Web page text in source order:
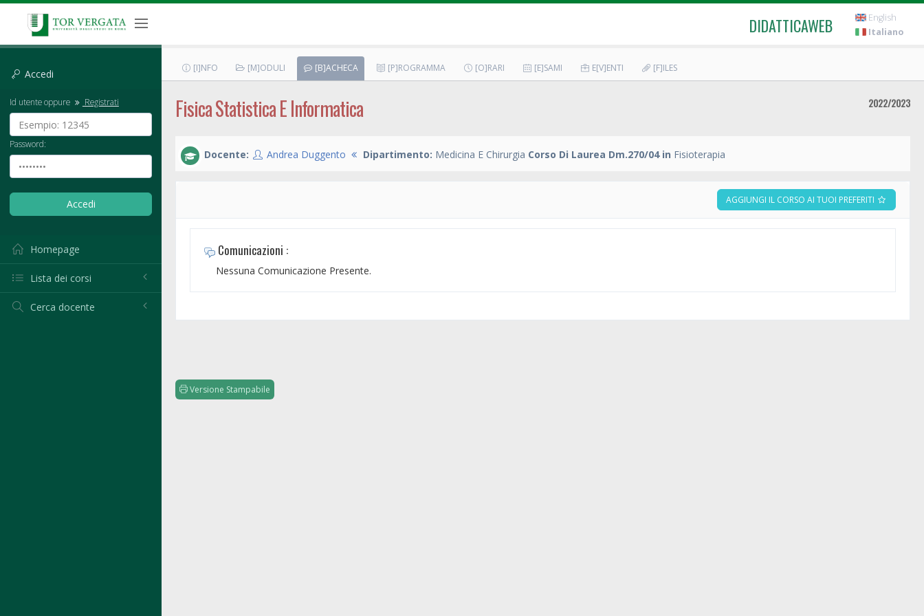
DIDATTICAWEB
English
Italiano
Accedi
Id utente oppure Registrati
Password:
Homepage
Lista dei corsi
Cerca docente
[I]NFO [M]ODULI [B]ACHECA [P]ROGRAMMA [O]RARI [E]SAMI E[V]ENTI [F]ILES
Fisica Statistica E Informatica 2022/2023
Docente: Andrea Duggento Dipartimento: Medicina E Chirurgia Corso Di Laurea Dm.270/04 in Fisioterapia
AGGIUNGI IL CORSO AI TUOI PREFERITI
Comunicazioni :
Nessuna Comunicazione Presente.
Versione Stampabile